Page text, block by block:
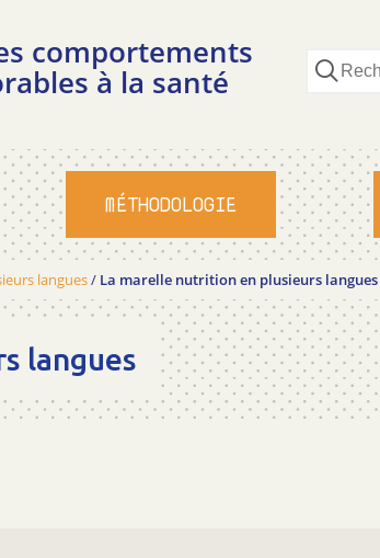
comportements
à la santé
MÉTHODOLOGIE
langues/ La marelle nutrition en plusieurs langues
langues